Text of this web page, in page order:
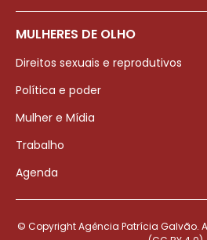
MULHERES DE OLHO
Direitos sexuais e reprodutivos
Política e poder
Mulher e Mídia
Trabalho
Agenda
© Copyright Agência Patrícia Galvão.